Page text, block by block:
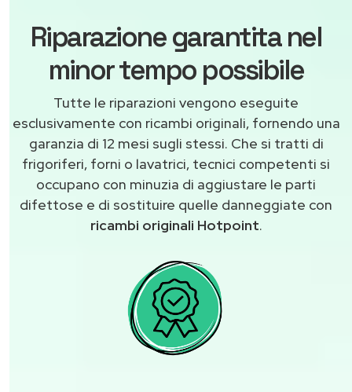
Riparazione garantita nel
minor tempo possibile
Tutte le riparazioni vengono eseguite
esclusivamente con ricambi originali, fornendo una
garanzia di 12 mesi sugli stessi. Che si tratti di
frigoriferi, forni o lavatrici, tecnici competenti si
occupano con minuzia di aggiustare le parti
difettose e di sostituire quelle danneggiate con
ricambi originali Hotpoint.